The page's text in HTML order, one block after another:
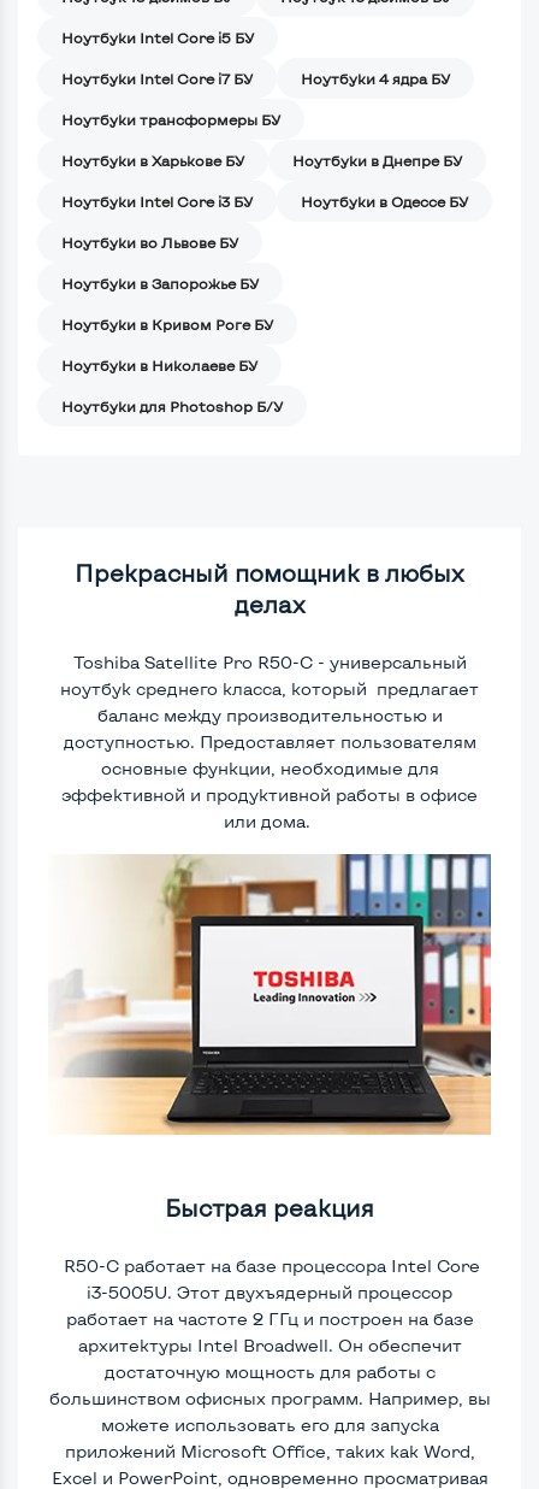
Ноутбуки Intel Core i5 БУ
Ноутбуки Intel Core i7 БУ Ноутбуки 4 ядра БУ
Ноутбуки трансформеры БУ
Ноутбуки в Харькове БУ Ноутбуки в Днепре БУ
Ноутбуки Intel Core i3 БУ Ноутбуки в Одессе БУ
Ноутбуки во Львове БУ
Ноутбуки в Запорожье БУ
Ноутбуки в Кривом Роге БУ
Ноутбуки в Николаеве БУ
Ноутбуки для Photoshop Б/У
Прекрасный помощник в любых
делах
Toshiba Satellite Pro R50-C - универсальный
ноутбук среднего класса, который предлагает
баланс между производительностью и
доступностью. Предоставляет пользователям
основные функции, необходимые для
эффективной и продуктивной работы в офисе
или дома.
Быстрая реакция
R50-C работает на базе процессора Intel Core
i3-5005U. Этот двухъядерный процессор
работает на частоте 2 ГГц и построен на базе
архитектуры Intel Broadwell. Он обеспечит
достаточную мощность для работы с
большинством офисных программ. Например, вы
можете использовать его для запуска
приложений Microsoft Office, таких как Word,
Excel и PowerPoint, одновременно просматривая